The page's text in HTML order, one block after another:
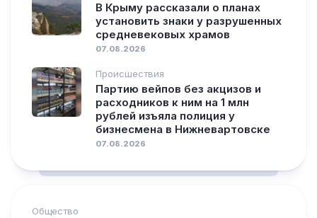
В Крыму рассказали о планах
установить знаки у разрушенных
средневековых храмов
07.08.2026
Происшествия
Партию вейпов без акцизов и
расходников к ним на 1 млн
рублей изъяла полиция у
бизнесмена в Нижневартовске
07.08.2026
Общество